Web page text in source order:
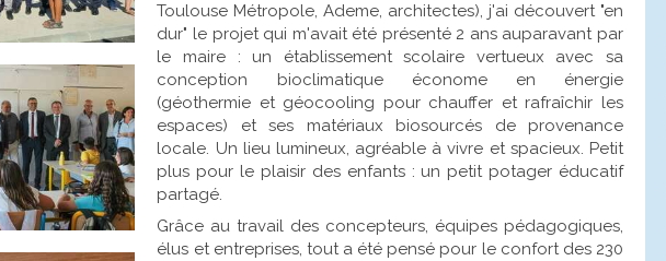
Toulouse Métropole, Ademe, architectes), j'ai découvert "en
dur" le projet qui m'avait été présenté 2 ans auparavant par
le maire : un établissement scolaire vertueux avec sa
conception bioclimatique économe en énergie
(géothermie et géocooling pour chauffer et rafraîchir les
espaces) et ses matériaux biosourcés de provenance
locale. Un lieu lumineux, agréable à vivre et spacieux. Petit
plus pour le plaisir des enfants : un petit potager éducatif
partagé.
Grâce au travail des concepteurs, équipes pédagogiques,
élus et entreprises, tout a été pensé pour le confort des 230